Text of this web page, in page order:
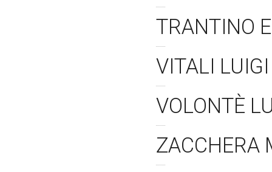
TRANTINO
VITALI
VOLONTÈ
ZACCHERA